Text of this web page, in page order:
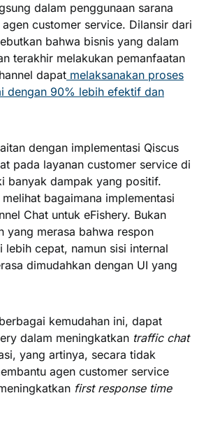
dalam penggunaan sarana
customer service. Dilansir dari
bahwa bisnis yang dalam
terakhir melakukan pemanfaatan
dapat melaksanakan proses
dengan 90% lebih efektif dan
dengan implementasi Qiscus
pada layanan customer service di
banyak dampak yang positif.
bagaimana implementasi
Chat untuk eFishery. Bukan
yang merasa bahwa respon
lebih cepat, namun sisi internal
dimudahkan dengan UI yang
kemudahan ini, dapat
dalam meningkatkan traffic chat
yang artinya, secara tidak
agen customer service
first response time